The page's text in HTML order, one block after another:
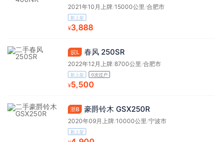
2021年10月上牌/15000公里 /合肥市
新上架
¥3,888
皖L 春风 250SR
2022年12月上牌/8700公里 /合肥市
新上架 0次过户
¥5,500
浙B 豪爵铃木 GSX250R
2020年09月上牌/10000公里 /宁波市
新上架